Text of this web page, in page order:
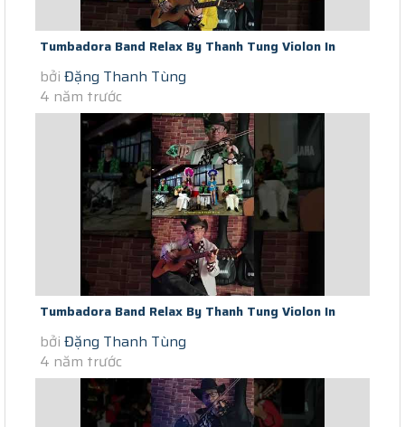
Tumbadora Band Relax By Thanh Tung Violon In
Saigon Covid Time If We Hold...
bởi Đặng Thanh Tùng
4 năm trước
Tumbadora Band Relax By Thanh Tung Violon In
Saigon Covid-19 Time Proud Of...
bởi Đặng Thanh Tùng
4 năm trước